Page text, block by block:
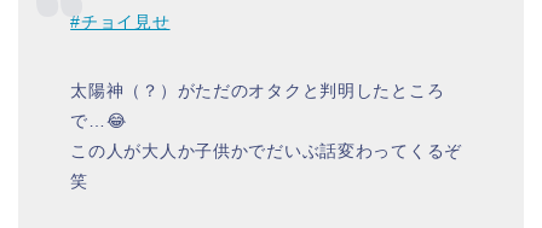
#チョイ見せ
太陽神（？）がただのオタクと判明したところ
で…😂
この人が大人か子供かでだいぶ話変わってくるぞ
笑